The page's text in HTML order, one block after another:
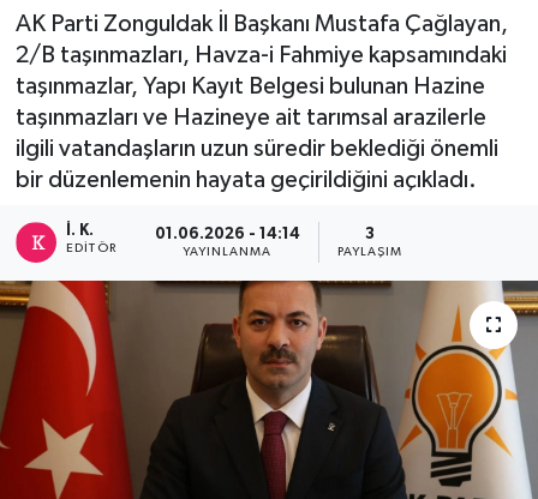
AK Parti Zonguldak İl Başkanı Mustafa Çağlayan,
2/B taşınmazları, Havza-i Fahmiye kapsamındaki
taşınmazlar, Yapı Kayıt Belgesi bulunan Hazine
taşınmazları ve Hazineye ait tarımsal arazilerle
ilgili vatandaşların uzun süredir beklediği önemli
bir düzenlemenin hayata geçirildiğini açıkladı.
İ. K.
EDITÖR
01.06.2026 - 14:14
YAYINLANMA
3
PAYLAŞIM
BOLU
ÇAYCUMA
DEVREK
GÖKÇEBEY
KARABÜK
KASTAMONU
Haber Arşivi